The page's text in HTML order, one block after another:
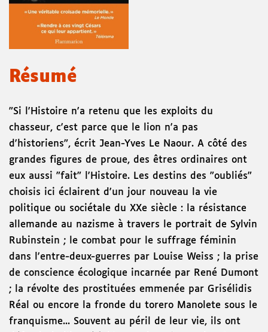
Résumé
"Si l'Histoire n'a retenu que les exploits du
chasseur, c'est parce que le lion n'a pas
d'historiens", écrit Jean-Yves Le Naour. A côté des
grandes figures de proue, des êtres ordinaires ont
eux aussi "fait" l'Histoire. Les destins des "oubliés"
choisis ici éclairent d'un jour nouveau la vie
politique ou sociétale du XXe siècle : la résistance
allemande au nazisme à travers le portrait de Sylvin
Rubinstein ; le combat pour le suffrage féminin
dans l'entre-deux-guerres par Louise Weiss ; la prise
de conscience écologique incarnée par René Dumont
; la révolte des prostituées emmenée par Grisélidis
Réal ou encore la fronde du torero Manolete sous le
franquisme... Souvent au péril de leur vie, ils ont